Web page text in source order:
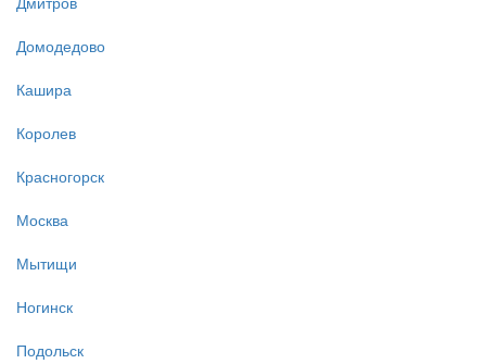
Домодедово
Кашира
Королев
Красногорск
Москва
Мытищи
Ногинск
Подольск